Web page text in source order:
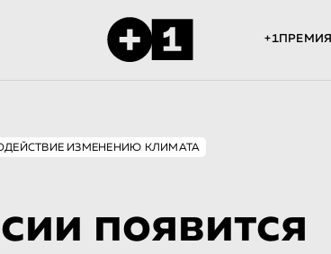
+1ПРЕМИЯ
ИЗМЕНЕНИЮ КЛИМАТА
появится